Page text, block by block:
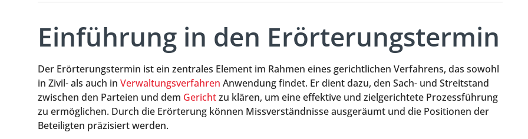
Einführung in den Erörterungstermin
Der Erörterungstermin ist ein zentrales Element im Rahmen eines gerichtlichen Verfahrens, das sowohl
in Zivil- als auch in Verwaltungsverfahren Anwendung findet. Er dient dazu, den Sach- und Streitstand
zwischen den Parteien und dem Gerichtzu klären, um eine effektive und zielgerichtete Prozessführung
zu ermöglichen. Durch die Erörterung können Missverständnisse ausgeräumt und die Positionen der
Beteiligten präzisiert werden.